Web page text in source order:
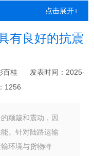
点击展开+
有良好的抗震
百桂
发表时间：2025-
1256
颠簸和震动，因
。针对陆路运输
环境与货物特